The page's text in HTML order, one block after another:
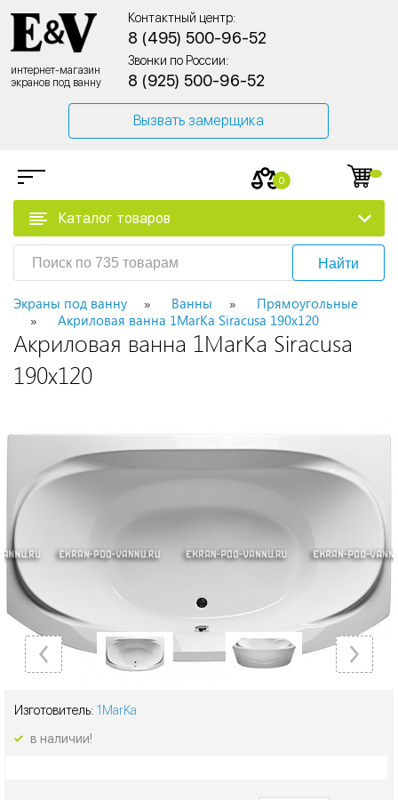
интернет-магазин
экранов под ванну
Контактный центр:
8 (495) 500-96-52
Звонки по России:
8 (925) 500-96-52
Вызвать замерщика
0
Каталог товаров
Найти
Экраны под ванну Ванны
Прямоугольные
Акриловая ванна 1MarKa Siracusa 190x120
Акриловая ванна 1MarKa Siracusa
190x120
Изготовитель: 1MarKa
в наличии!